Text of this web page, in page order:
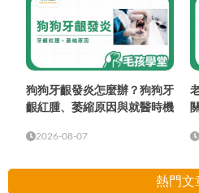
狗狗牙齦發炎怎麼辦？狗狗牙
齦紅腫、萎縮原因與就醫時機
2026-08-07
熱門文